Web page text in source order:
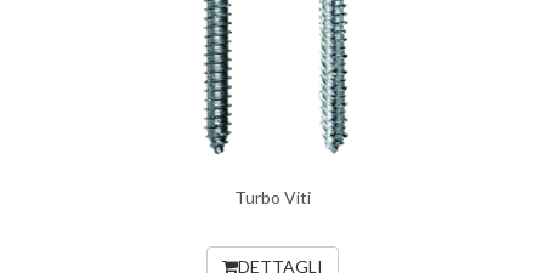
Turbo Viti
DETTAGLI